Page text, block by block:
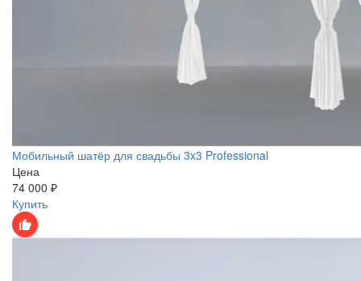
Мобильный шатёр для свадьбы 3x3 Professional
Цена
74 000 ₽
Купить